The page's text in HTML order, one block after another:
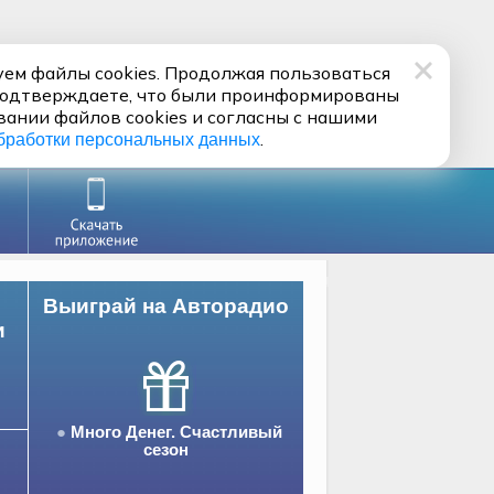
Выиграй на Авторадио
Много Денег. Счастливый
сезон
файлы cookies. Продолжая пользоваться
что были проинформированы
файлов cookies и согласны с нашими
персональных данных.